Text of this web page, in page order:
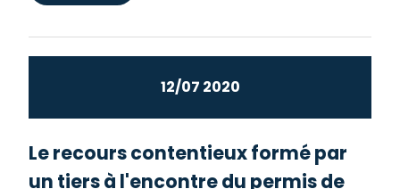
12/07 2020
Le recours contentieux formé par
un tiers à l'encontre du permis de